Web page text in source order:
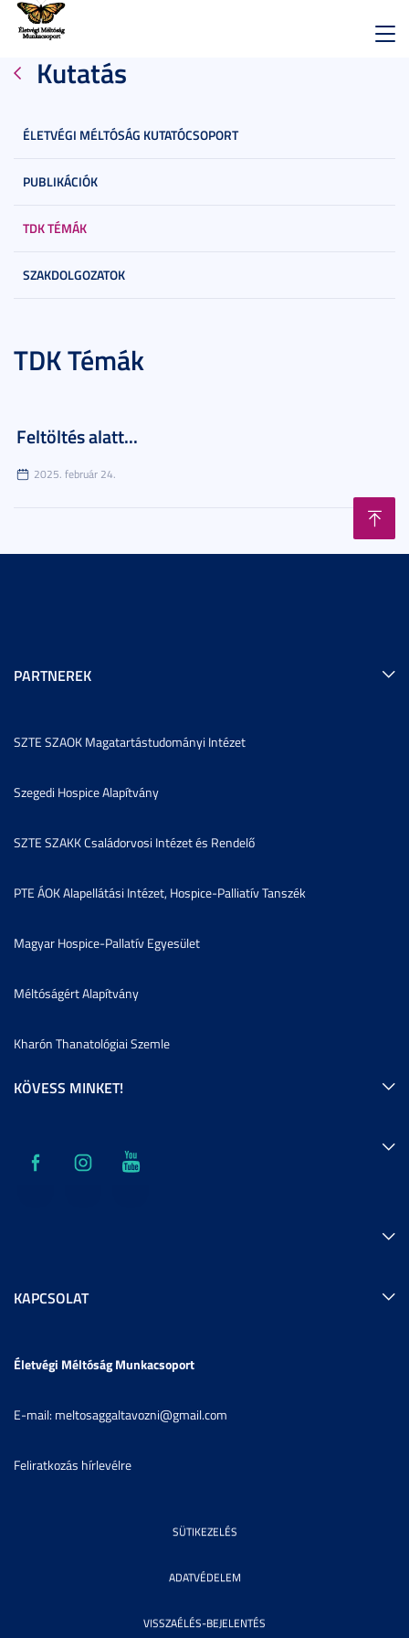
Kutatás
ÉLETVÉGI MÉLTÓSÁG KUTATÓCSOPORT
PUBLIKÁCIÓK
TDK TÉMÁK
SZAKDOLGOZATOK
TDK Témák
Feltöltés alatt...
2025. február 24.
PARTNEREK
SZTE SZAOK Magatartástudományi Intézet
Szegedi Hospice Alapítvány
SZTE SZAKK Családorvosi Intézet és Rendelő
PTE ÁOK Alapellátási Intézet, Hospice-Palliatív Tanszék
Magyar Hospice-Pallatív Egyesület
Méltóságért Alapítvány
Kharón Thanatológiai Szemle
KÖVESS MINKET!
KAPCSOLAT
Életvégi Méltóság Munkacsoport
E-mail: meltosaggaltavozni@gmail.com
Feliratkozás hírlevélre
SÜTIKEZELÉS
ADATVÉDELEM
VISSZAÉLÉS-BEJELENTÉS